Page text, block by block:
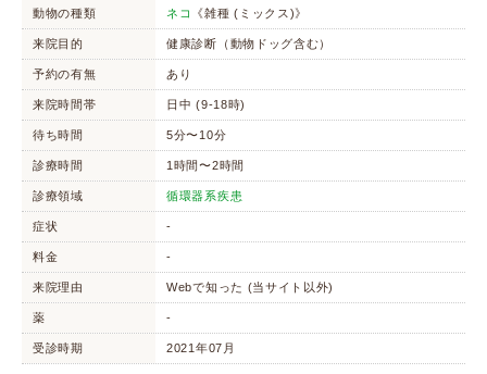
動物の種類 ネコ 《雑種 (ミックス)》
来院目的 健康診断（動物ドッグ含む）
予約の有無 あり
来院時間帯 日中 (9-18時)
待ち時間 5分〜10分
診療時間 1時間〜2時間
診療領域 循環器系疾患
症状 -
料金 -
来院理由 Webで知った (当サイト以外)
薬 -
受診時期 2021年07月